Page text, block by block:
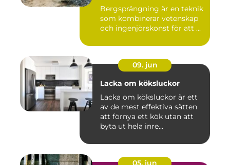
Bergsprängning är en teknik
som kombinerar vetenskap
och ingenjörskonst för att ...
09. jun
Lacka om köksluckor
Lacka om köksluckor är ett
av de mest effektiva sätten
att förnya ett kök utan att
byta ut hela inre...
05. jun